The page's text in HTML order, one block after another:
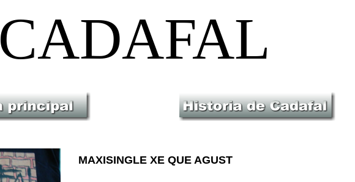
CADAFAL
MAXISINGLE XE QUE AGUST